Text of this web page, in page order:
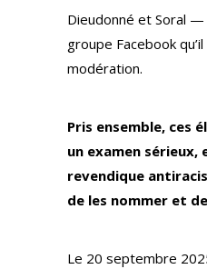
Dieudonné et Soral
groupe Facebook
modération.
Pris ensemble, ces
un examen sérieux,
revendique
de les nommer et
Le 20 septembre